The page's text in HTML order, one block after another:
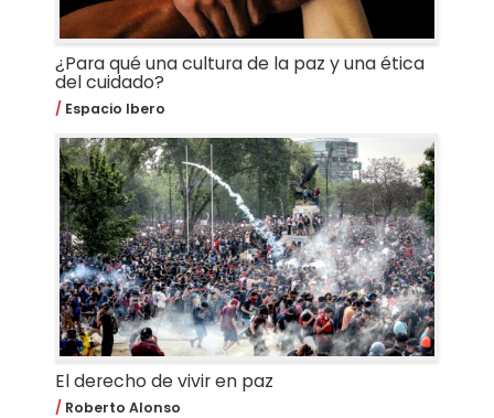
¿Para qué una cultura de la paz y una ética
del cuidado?
Espacio Ibero
El derecho de vivir en paz
Roberto Alonso